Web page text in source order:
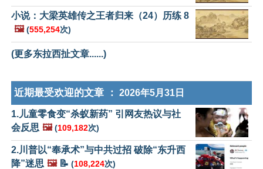
小说：大梁英雄传之王者归来（24）历练 8
🖼️ (555,254次)
(更多东拉西扯文章......)
近期最受欢迎的文章 ： 2026年5月31日
1.儿童零食变“杀蚁新药” 引网友热议与社
会反思 🖼️ (109,182次)
2.川普以“奉承术”与中共过招 破除“东升西
降”迷思 🖼️📝 (108,224次)